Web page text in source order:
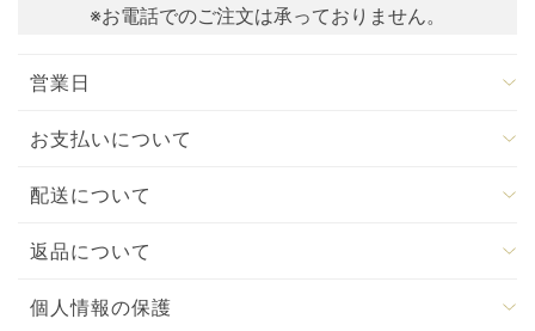
※お電話でのご注文は承っておりません。
営業日
お支払いについて
配送について
返品について
個人情報の保護